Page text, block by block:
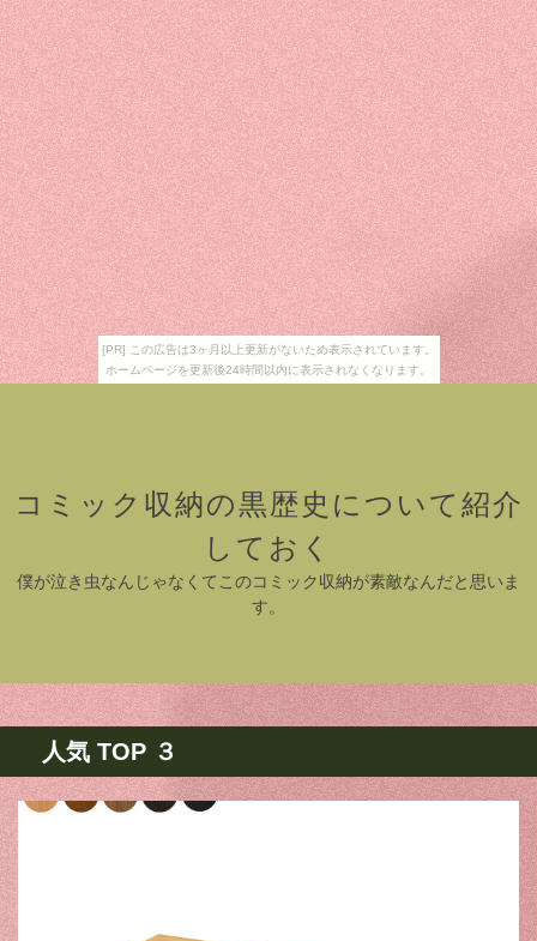
[PR] この広告は3ヶ月以上更新がないため表示されています。
ホームページを更新後24時間以内に表示されなくなります。
コミック収納の黒歴史について紹介
しておく
僕が泣き虫なんじゃなくてこのコミック収納が素敵なんだと思いま
す。
人気 TOP ３